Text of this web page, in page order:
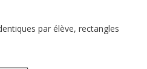
par élève, rectangles